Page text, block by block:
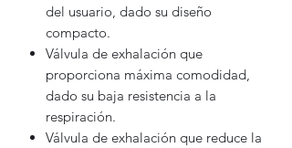
del usuario, dado su diseño
compacto.
Válvula de exhalación que
proporciona máxima comodidad,
dado su baja resistencia a la
respiración.
Válvula de exhalación que reduce la